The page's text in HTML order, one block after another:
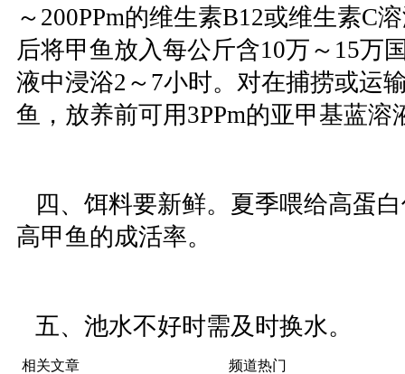
～200PPm的维生素B12或维生素C
后将甲鱼放入每公斤含10万～15万
液中浸浴2～7小时。对在捕捞或运
鱼，放养前可用3PPm的亚甲基蓝溶
四、饵料要新鲜。夏季喂给高蛋
高甲鱼的成活率。
五、池水不好时需及时换水。
相关文章
频道热门